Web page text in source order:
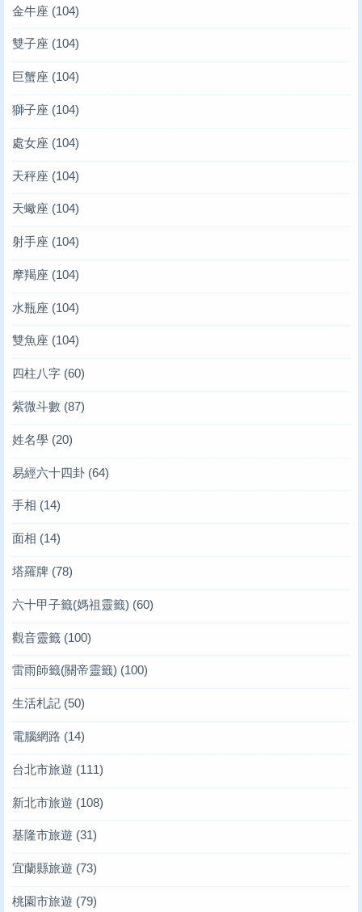
金牛座 (104)
雙子座 (104)
巨蟹座 (104)
獅子座 (104)
處女座 (104)
天秤座 (104)
天蠍座 (104)
射手座 (104)
摩羯座 (104)
水瓶座 (104)
雙魚座 (104)
四柱八字 (60)
紫微斗數 (87)
姓名學 (20)
易經六十四卦 (64)
手相 (14)
面相 (14)
塔羅牌 (78)
六十甲子籤(媽祖靈籤) (60)
觀音靈籤 (100)
雷雨師籤(關帝靈籤) (100)
生活札記 (50)
電腦網路 (14)
台北市旅遊 (111)
新北市旅遊 (108)
基隆市旅遊 (31)
宜蘭縣旅遊 (73)
桃園市旅遊 (79)